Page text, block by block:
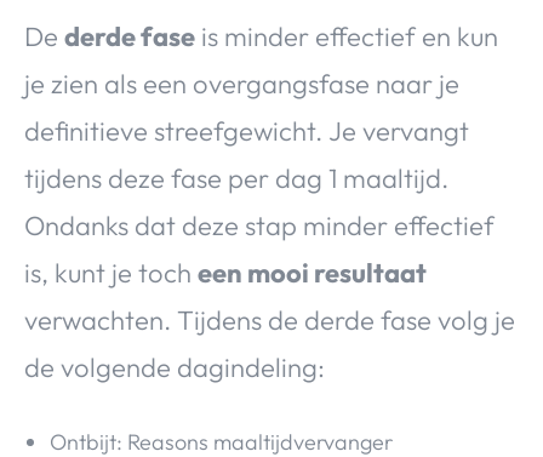
De derde fase is minder effectief en kun
je zien als een overgangsfase naar je
definitieve streefgewicht. Je vervangt
tijdens deze fase per dag 1 maaltijd.
Ondanks dat deze stap minder effectief
is, kunt je toch een mooi resultaat
verwachten. Tijdens de derde fase volg je
de volgende dagindeling:
Ontbijt: Reasons maaltijdvervanger